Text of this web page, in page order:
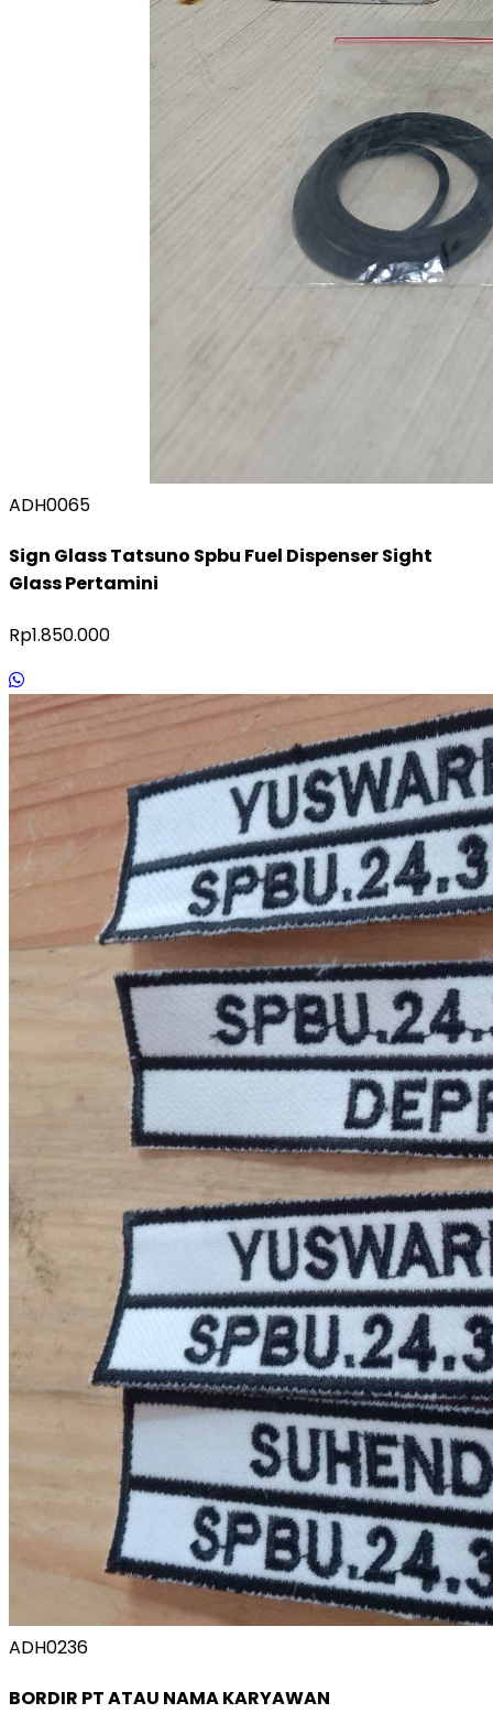
ADH0065
Sign Glass Tatsuno Spbu Fuel Dispenser Sight
Glass Pertamini
Rp1.850.000
ADH0236
BORDIR PT ATAU NAMA KARYAWAN